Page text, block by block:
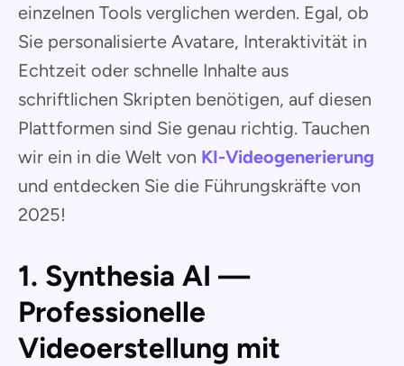
einzelnen Tools verglichen werden. Egal, ob
Sie personalisierte Avatare, Interaktivität in
Echtzeit oder schnelle Inhalte aus
schriftlichen Skripten benötigen, auf diesen
Plattformen sind Sie genau richtig. Tauchen
wir ein in die Welt von KI-Videogenerierung
und entdecken Sie die Führungskräfte von
2025!
1. Synthesia AI —
Professionelle
Videoerstellung mit